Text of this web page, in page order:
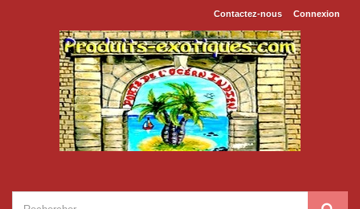
Connexion
Contactez-nous